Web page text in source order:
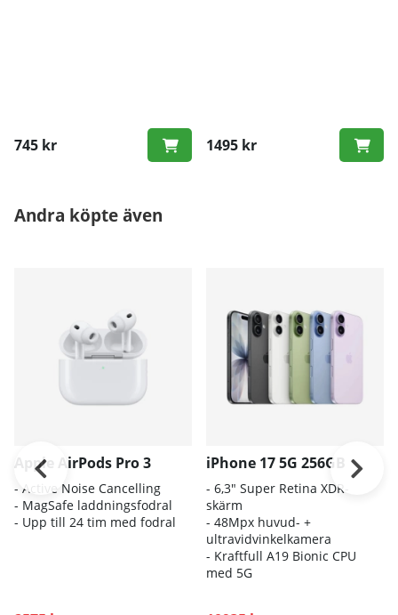
745 kr 1495 kr
Andra köpte även
Apple AirPods Pro 3
- A ctive Noise Cancelling
- MagSafe laddningsfodral
- Upp till 24 tim med fodral
iPhone 17 5G 256GB
- 6,3" Super Retina XDR-
skärm
- 48Mpx huvud- +
ultravidvinkelkamera
- Kraftfull A19 Bionic CPU
med 5G